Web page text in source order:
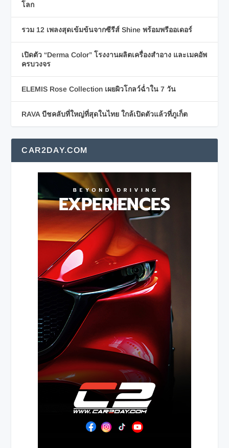
โลก
รวม 12 เพลงสุดเข้มข้นจากซีรีส์ Shine พร้อมพรีออเดอร์
เปิดตัว “Derma Color” โรงงานผลิตเครื่องสำอาง และเมคอัพ
ครบวงจร
ELEMIS Rose Collection เผยผิวโกลว์ฉ่ำใน 7 วัน
RAVA บีชคลับที่ใหญ่ที่สุดในไทย ใกล้เปิดตัวแล้วที่ภูเก็ต
CAR2DAY.COM